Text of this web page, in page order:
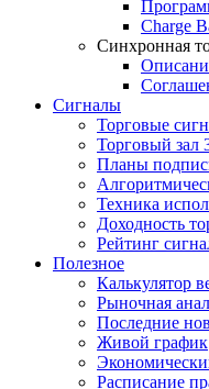
Charge
Синхронная
Сигналы
Торговые
Торговый зал
Планы
Техника
Доходность
Рейтинг
Полезное
Калькулятор
Рыночная
Последние
Живой график
Расписание